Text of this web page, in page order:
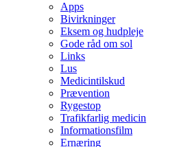
Apps
Bivirkninger
Eksem og hudpleje
Gode råd om sol
Links
Lus
Medicintilskud
Prævention
Rygestop
Trafikfarlig medicin
Informationsfilm
Ernæring